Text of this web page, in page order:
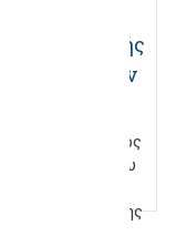
γλωσσικής
ενηλίκων
του Τμήματος
Αγίου Δημητρίου
Εκπαίδευσης